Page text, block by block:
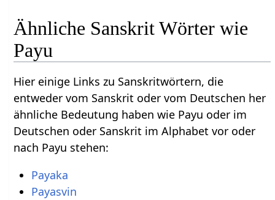
Ähnliche Sanskrit Wörter wie
Payu
Hier einige Links zu Sanskritwörtern, die
entweder vom Sanskrit oder vom Deutschen her
ähnliche Bedeutung haben wie Payu oder im
Deutschen oder Sanskrit im Alphabet vor oder
nach Payu stehen:
Payaka
Payasvin